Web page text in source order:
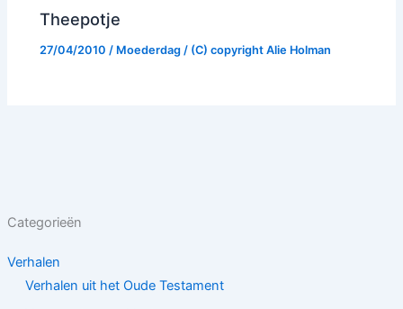
Categorieën
Verhalen
Verhalen uit het Oude Testament
Theepotje
27/04/2010 / Moederdag / (C) copyrightAlie Holman